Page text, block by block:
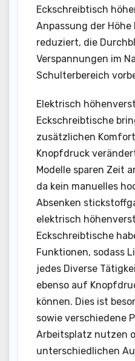
Eckschreibtisch
Anpassung der
reduziert, die
Verspannungen im
Schulterbereich
Elektrisch
Eckschreibtische
zusätzlichen
Knopfdruck
Modelle sparen Zeit
da kein manuelles
Absenken
elektrisch
Eckschreibtische
Funktionen, sodass
jedes Diverse
ebenso auf
können. Dies ist
sowie verschiedene
Arbeitsplatz nutzen
unterschiedlichen